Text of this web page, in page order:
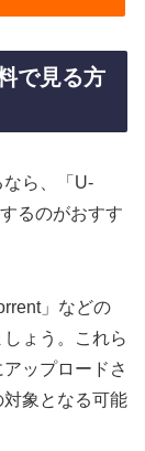
で見る方
なら、「U-
るのがおすす
」などの
ょう。これら
ップロードさ
象となる可能